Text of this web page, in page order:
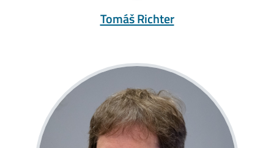
Tomáš Richter